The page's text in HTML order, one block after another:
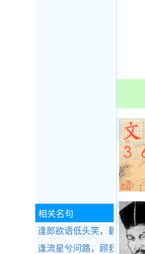
相关名句
逢郎欲语低头笑，碧玉搔
逢流星兮问路，顾我指兮